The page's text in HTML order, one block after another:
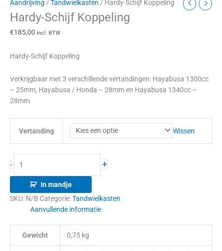
Aandrijving / Tandwielkasten / Hardy-Schijf Koppeling
Hardy-Schijf Koppeling
€185,00 incl. BTW
Hardy-Schijf Koppeling
Verkrijgbaar met 3 verschillende vertandingen: Hayabusa 1300cc
– 25mm, Hayabusa / Honda – 28mm en Hayabusa 1340cc –
28mm
Vertanding Wissen
- +
In mandje
SKU: N/B Categorie:Tandwielkasten
Aanvullende informatie
Gewicht 0,75 kg